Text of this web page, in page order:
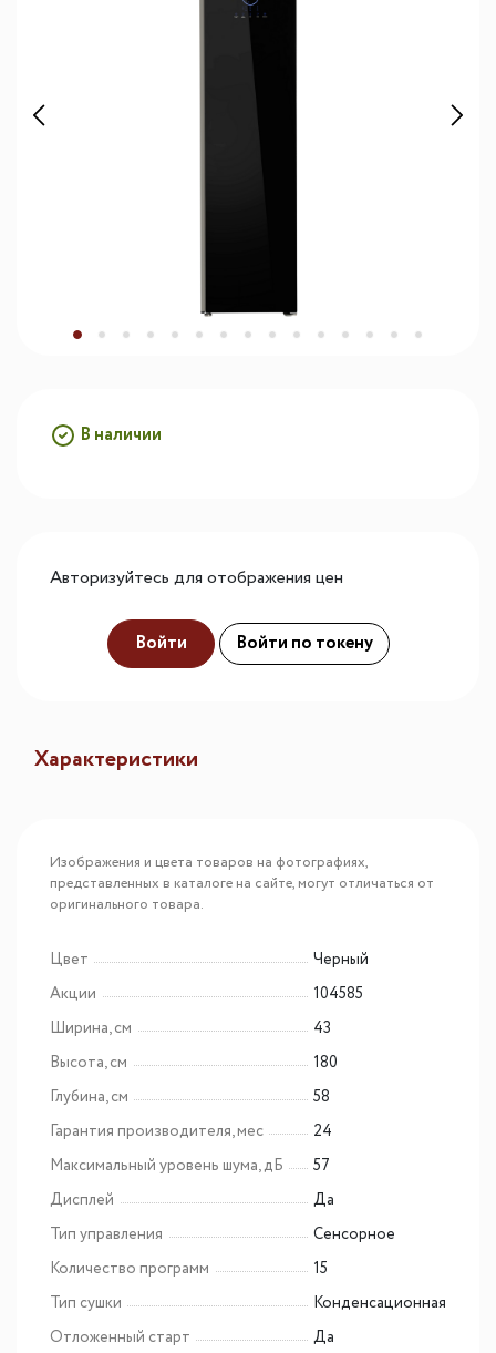
В наличии
Авторизуйтесь для отображения цен
Войти Войти по токену
Характеристики
Изображения и цвета товаров на фотографиях,
представленных в каталоге на сайте, могут отличаться от
оригинального товара.
Цвет
Черный
Акции
104585
Ширина, см
43
Высота, см
180
Глубина, см
58
Гарантия производителя, мес
24
Максимальный уровень шума, дБ
57
Дисплей
Да
Тип управления
Сенсорное
Количество программ
15
Тип сушки
Конденсационная
Отложенный старт
Да